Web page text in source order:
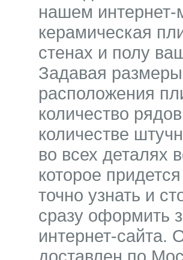
нашем интернет-
керамическая
стенах и полу
Задавая
расположения
количество
количестве
во всех деталях
которое
точно узнать и
сразу оформить
интернет-сайта.